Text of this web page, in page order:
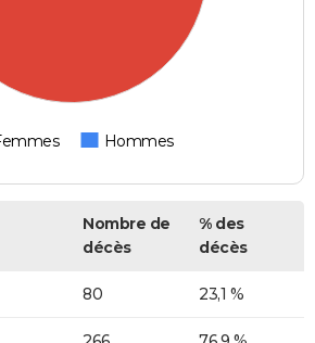
Hommes
Nombre de
décès
% des
décès
80 23,1 %